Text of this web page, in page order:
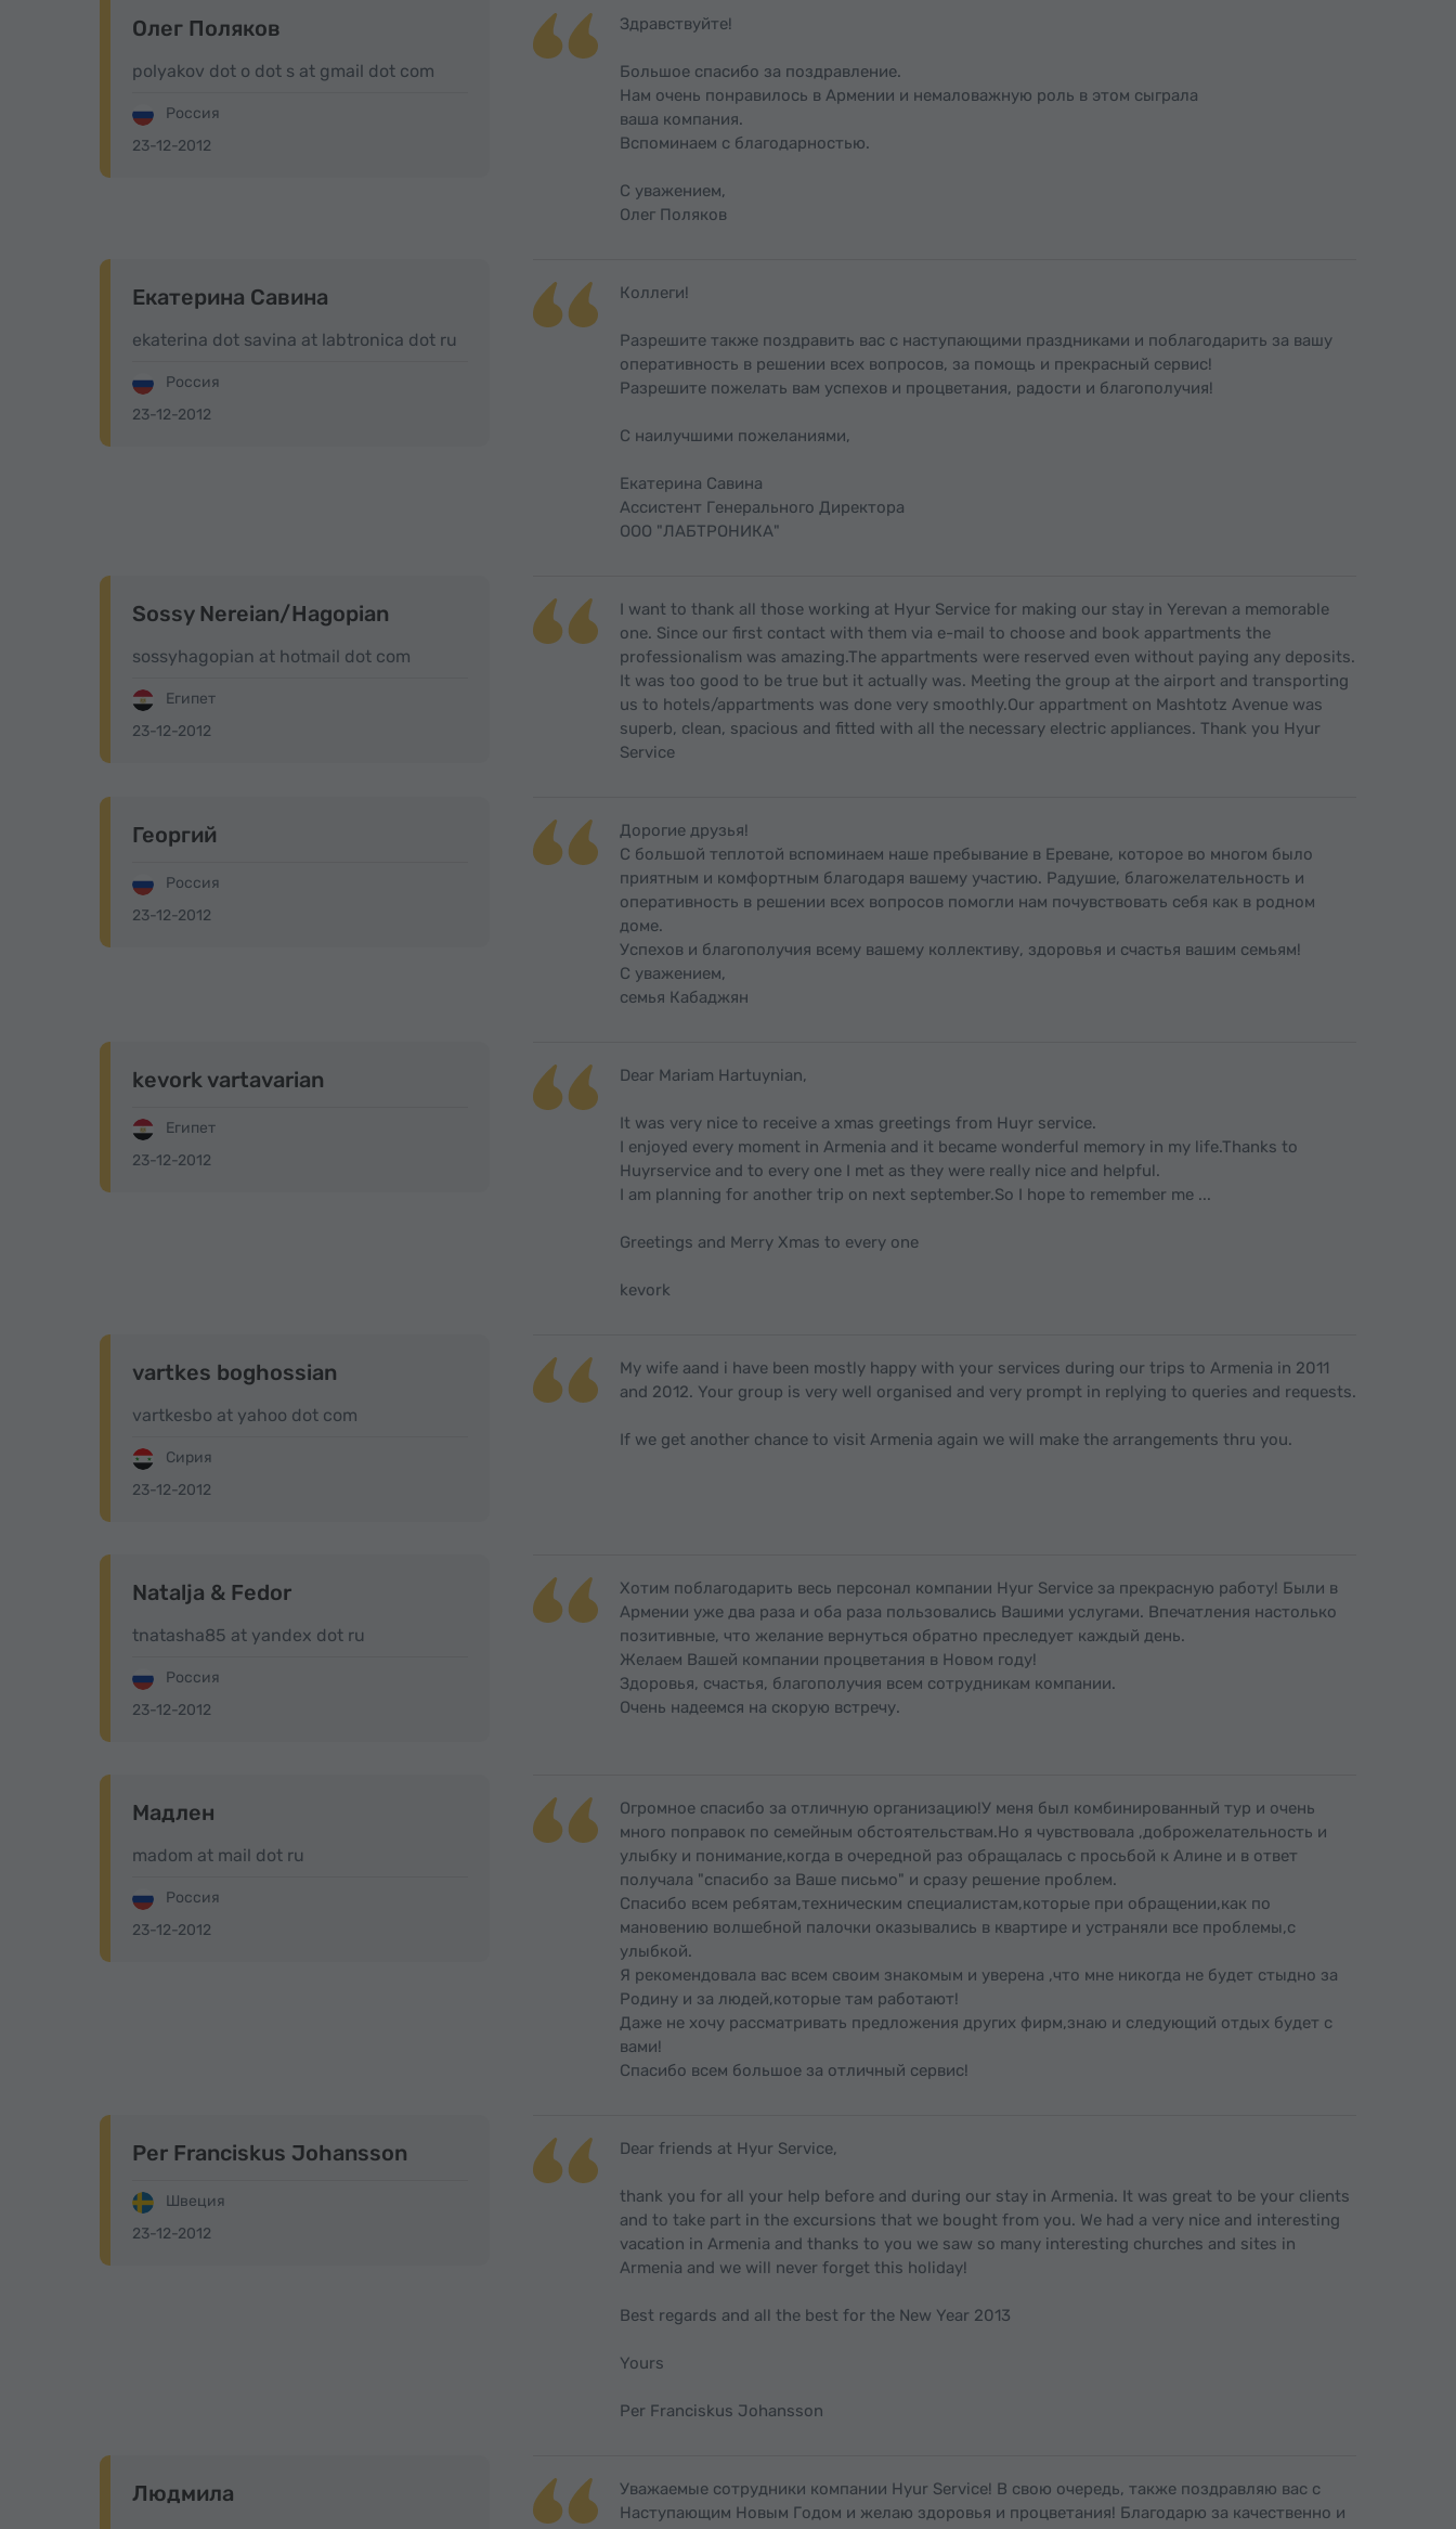
Олег Поляков
polyakov dot o dot s at gmail dot com
Россия
23-12-2012
Здравствуйте!
Большое спасибо за поздравление.
Нам очень понравилось в Армении и немаловажную роль в этом сыграла
ваша компания.
Вспоминаем с благодарностью.
С уважением,
Олег Поляков
Екатерина Савина
ekaterina dot savina at labtronica dot ru
Россия
23-12-2012
Коллеги!
Разрешите также поздравить вас с наступающими праздниками и поблагодарить за вашу
оперативность в решении всех вопросов, за помощь и прекрасный сервис!
Разрешите пожелать вам успехов и процветания, радости и благополучия!
С наилучшими пожеланиями,
Екатерина Савина
Ассистент Генерального Директора
ООО "ЛАБТРОНИКА"
Sossy Nereian/Hagopian
sossyhagopian at hotmail dot com
Египет
23-12-2012
I want to thank all those working at Hyur Service for making our stay in Yerevan a memorable
one. Since our first contact with them via e-mail to choose and book appartments the
professionalism was amazing.The appartments were reserved even without paying any deposits.
It was too good to be true but it actually was. Meeting the group at the airport and transporting
us to hotels/appartments was done very smoothly.Our appartment on Mashtotz Avenue was
superb, clean, spacious and fitted with all the necessary electric appliances. Thank you Hyur
Service
Георгий
Россия
23-12-2012
Дорогие друзья!
С большой теплотой вспоминаем наше пребывание в Ереване, которое во многом было
приятным и комфортным благодаря вашему участию. Радушие, благожелательность и
оперативность в решении всех вопросов помогли нам почувствовать себя как в родном
доме.
Успехов и благополучия всему вашему коллективу, здоровья и счастья вашим семьям!
С уважением,
семья Кабаджян
kevork vartavarian
Египет
23-12-2012
Dear Mariam Hartuynian,
It was very nice to receive a xmas greetings from Huyr service.
I enjoyed every moment in Armenia and it became wonderful memory in my life.Thanks to
Huyrservice and to every one I met as they were really nice and helpful.
I am planning for another trip on next september.So I hope to remember me ...
Greetings and Merry Xmas to every one
kevork
vartkes boghossian
vartkesbo at yahoo dot com
Сирия
23-12-2012
My wife aand i have been mostly happy with your services during our trips to Armenia in 2011
and 2012. Your group is very well organised and very prompt in replying to queries and requests.
If we get another chance to visit Armenia again we will make the arrangements thru you.
Natalja & Fedor
tnatasha85 at yandex dot ru
Россия
23-12-2012
Хотим поблагодарить весь персонал компании Hyur Service за прекрасную работу! Были в
Армении уже два раза и оба раза пользовались Вашими услугами. Впечатления настолько
позитивные, что желание вернуться обратно преследует каждый день.
Желаем Вашей компании процветания в Новом году!
Здоровья, счастья, благополучия всем сотрудникам компании.
Очень надеемся на скорую встречу.
Мадлен
madom at mail dot ru
Россия
23-12-2012
Огромное спасибо за отличную организацию!У меня был комбинированный тур и очень
много поправок по семейным обстоятельствам.Но я чувствовала ,доброжелательность и
улыбку и понимание,когда в очередной раз обращалась с просьбой к Алине и в ответ
получала "спасибо за Ваше письмо" и сразу решение проблем.
Спасибо всем ребятам,техническим специалистам,которые при обращении,как по
мановению волшебной палочки оказывались в квартире и устраняли все проблемы,с
улыбкой.
Я рекомендовала вас всем своим знакомым и уверена ,что мне никогда не будет стыдно за
Родину и за людей,которые там работают!
Даже не хочу рассматривать предложения других фирм,знаю и следующий отдых будет с
вами!
Спасибо всем большое за отличный сервис!
Per Franciskus Johansson
Швеция
23-12-2012
Dear friends at Hyur Service,
thank you for all your help before and during our stay in Armenia. It was great to be your clients
and to take part in the excursions that we bought from you. We had a very nice and interesting
vacation in Armenia and thanks to you we saw so many interesting churches and sites in
Armenia and we will never forget this holiday!
Best regards and all the best for the New Year 2013
Yours
Per Franciskus Johansson
Людмила
Уважаемые сотрудники компании Hyur Service! В свою очередь, также поздравляю вас с
Наступающим Новым Годом и желаю здоровья и процветания! Благодарю за качественно и